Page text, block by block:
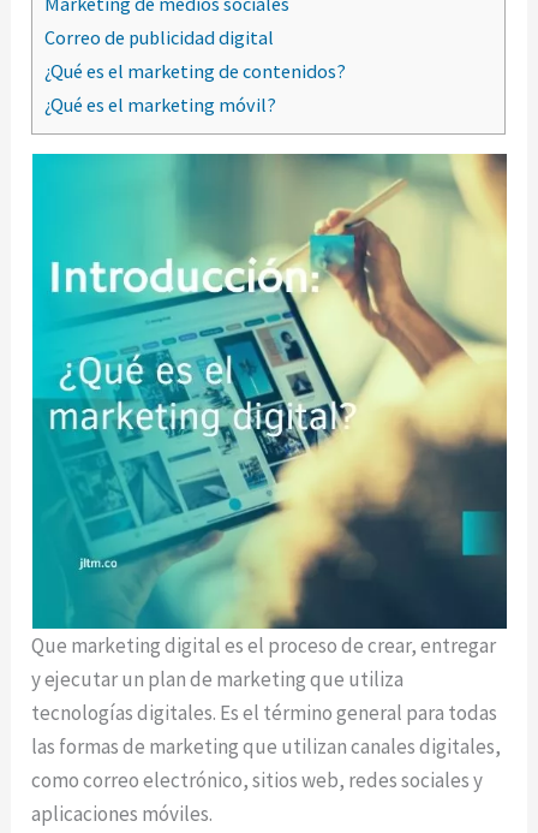
Correo de publicidad digital
¿Qué es el marketing de contenidos?
¿Qué es el marketing móvil?
Que marketing digital es el proceso de crear, entregar
y ejecutar un plan de marketing que utiliza
tecnologías digitales. Es el término general para todas
las formas de marketing que utilizan canales digitales,
como correo electrónico, sitios web, redes sociales y
aplicaciones móviles.